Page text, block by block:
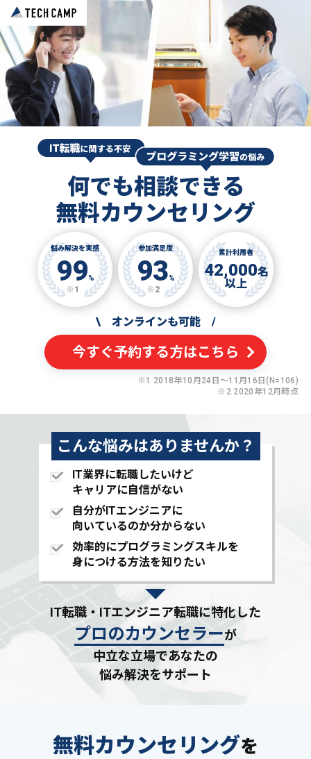
何でも相談できる
無料カウンセリング
悩み解決を実感
99%
※1
参加満足度
93%
※2
累計利用者
42,000名
以上
\ オンラインも可能 /
今すぐ予約する方はこちら
※1 2018年10月24日〜11月16日(N=106)
※2 2020年12月時点
こんな悩みはありませんか？
IT業界に転職したいけど
キャリアに自信がない
自分がITエンジニアに
向いているのか分からない
効率的にプログラミングスキルを
身につける方法を知りたい
IT転職・ITエンジニア転職に特化した
プロのカウンセラーが
中立な立場であなたの
悩み解決をサポート
無料カウンセリングを